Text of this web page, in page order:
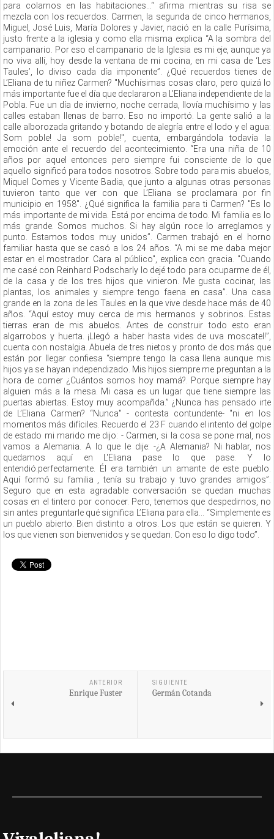
para colarnos en las habitaciones…“ afirma mientras su risa se
mezcla con los recuerdos. Carmen, la segunda de cinco hermanos,
Miguel, José Luis, María Dolores y Javier, nació en la calle Purísima,
justo frente a la iglesia y como ella misma explica “A la sombra del
campanario. Por eso el campanario de la Iglesia es mi eje, aunque ya
no viva allí, hoy desde la ventana de mi cocina, en mi casa de ‘Les
Taules’, lo diviso cada día imponente”. ¿Qué recuerdos tienes de
L’Eliana de tu niñez Carmen? "Muchísimas cosas claro, pero quizá lo
más importante fue el día que declararon a L’Eliana independiente de la
Pobla. Fue un día de invierno, noche cerrada, llovía muchísimo y las
calles estaban llenas de barro. Eso no importó. La gente salió a la
calle alborozada gritando y botando de alegría entre el lodo y el agua:
Som poble! Ja som poble!", cuenta, embargándola todavía la
emoción ante el recuerdo del acontecimiento. “Era una niña de 10
años por aquel entonces pero siempre fui consciente de lo que
aquello significó para todos nosotros. Sobre todo para mis abuelos,
Miquel Comes y Vicente Badia, que junto a algunas otras personas
tuvieron tanto que ver con que L’Eliana se proclamara por fin
municipio en 1958". ¿Qué significa la familia para ti Carmen? "Es lo
más importante de mi vida. Está por encima de todo. Mi familia es lo
más grande. Somos muchos. Si hay algún roce lo arreglamos y
punto. Estamos todos muy unidos”. Carmen trabajó en el horno
familiar hasta que se casó a los 24 años. “A mi se me daba mejor
estar en el mostrador. Cara al público", explica con gracia. "Cuando
me casé con Reinhard Podscharly lo dejé todo para ocuparme de él,
de la casa y de los tres hijos que vinieron. Me gusta cocinar, las
plantas, los animales y siempre tengo faena en casa”. Una casa
grande en la zona de les Taules en la que vive desde hace más de 40
años. “Aquí estoy muy cerca de mis hermanos y sobrinos. Estas
tierras eran de mis abuelos. Antes de construir todo esto eran
algarrobos y huerta. ¡Llegó a haber hasta vides de uva moscatel!”,
cuenta con nostalgia. Abuela de tres nietos y pronto de dos más que
están por llegar confiesa “siempre tengo la casa llena aunque mis
hijos ya se hayan independizado. Mis hijos siempre me preguntan a la
hora de comer ¿Cuántos somos hoy mamá?. Porque siempre hay
alguien más a la mesa. Mi casa es un lugar que tiene siempre las
puertas abiertas. Estoy muy acompañda.” ¿Nunca has pensado irte
de L’Eliana Carmen? “Nunca" - contesta contundente- "ni en los
momentos más difíciles. Recuerdo el 23 F cuando el intento del golpe
de estado mi marido me dijo: - Carmen, si la cosa se pone mal, nos
vamos a Alemania. A lo que le dije: -¿A Alemania? Ni hablar, nos
quedamos aquí en L'Eliana pase lo que pase. Y lo
entendió.perfectamente. Él era también un amante de este pueblo.
Aquí formó su familia , tenía su trabajo y tuvo grandes amigos”.
Seguro que en esta agradable conversación se quedan muchas
cosas en el tintero por conocer. Pero, tenemos que despedirnos, no
sin antes preguntarle qué significa L’Eliana para ella... “Simplemente es
un pueblo abierto. Bien distinto a otros. Los que están se quieren. Y
los que vienen son bienvenidos y se quedan. Con eso lo digo todo”.
ANTERIOR
Enrique Fuster
SIGUIENTE
Germán Cotanda